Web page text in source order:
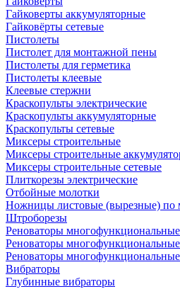
Гайковерты аккумуляторные
Гайковёрты сетевые
Пистолеты
Пистолет для монтажной пены
Пистолеты для герметика
Пистолеты клеевые
Клеевые стержни
Краскопульты электрические
Краскопульты аккумуляторные
Краскопульты сетевые
Миксеры строительные
Миксеры строительные
Миксеры строительные сетевые
Плиткорезы электрические
Отбойные молотки
Ножницы листовые (вырезные) по
Штроборезы
Реноваторы многофункциональные
Реноваторы
Реноваторы
Вибраторы
Глубинные вибраторы